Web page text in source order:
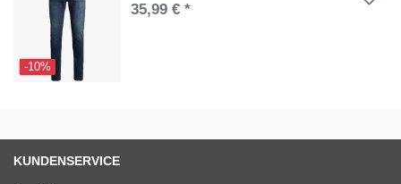
-10%
35,99 € *
KUNDENSERVICE